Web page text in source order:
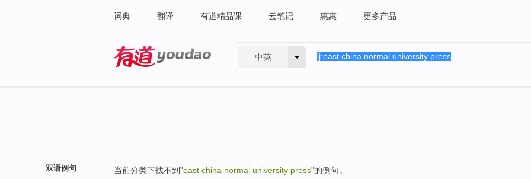
词典 翻译 有道精品课 云笔记 惠惠 更多产品
中英
双语例句 当前分类下找不到"east china normal university press"的例句。